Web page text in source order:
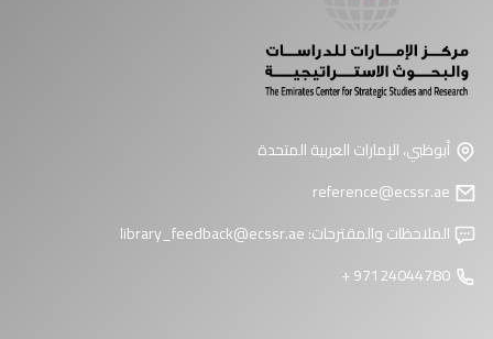
أبوظبي، الإمارات العربية المتحدة
الملاحظات والمقترحات:library_feedback@ecssr.ae